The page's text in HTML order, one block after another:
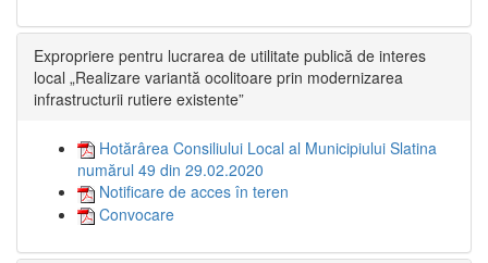
Expropriere pentru lucrarea de utilitate publică de interes
local „Realizare variantă ocolitoare prin modernizarea
infrastructurii rutiere existente”
Hotărârea Consiliului Local al Municipiului Slatina
numărul 49 din 29.02.2020
Notificare de acces în teren
Convocare